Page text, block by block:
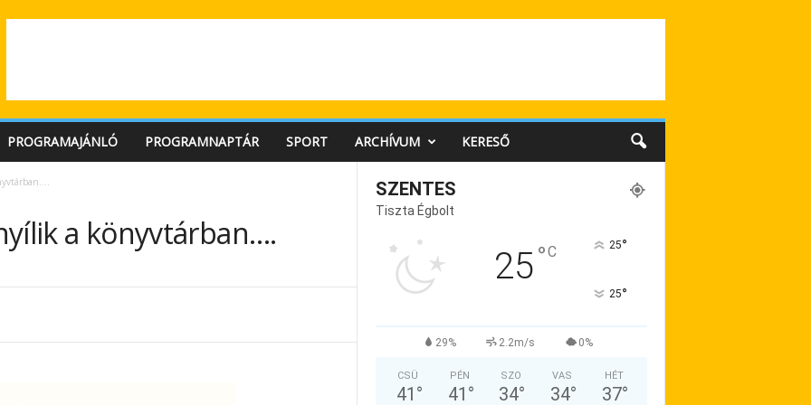
PROGRAMAJÁNLÓ PROGRAMNAPTÁR SPORT ARCHÍVUM KERESŐ
a könyvtárban….
SZENTES
Tiszta Égbolt
25°C 25°
25°
29% 2.2m/s 0%
CSÜ
41 °
PÉN
41 °
SZO
34°
VAS
34°
HÉT
37°